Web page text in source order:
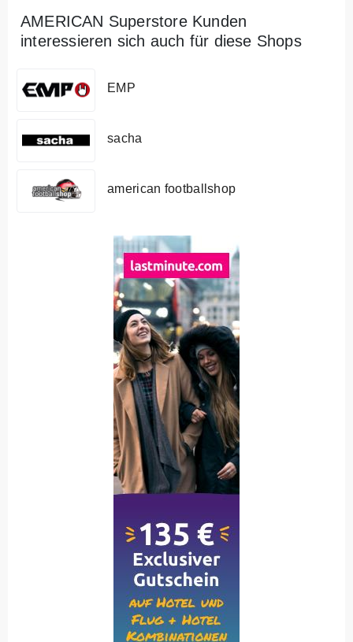
AMERICAN Superstore Kunden
interessieren sich auch für diese Shops
EMP
sacha
american footballshop